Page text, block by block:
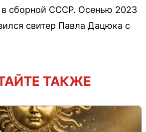
в сборной СССР. Осенью 2023
свитер Павла Дацюка с
ТАКЖЕ